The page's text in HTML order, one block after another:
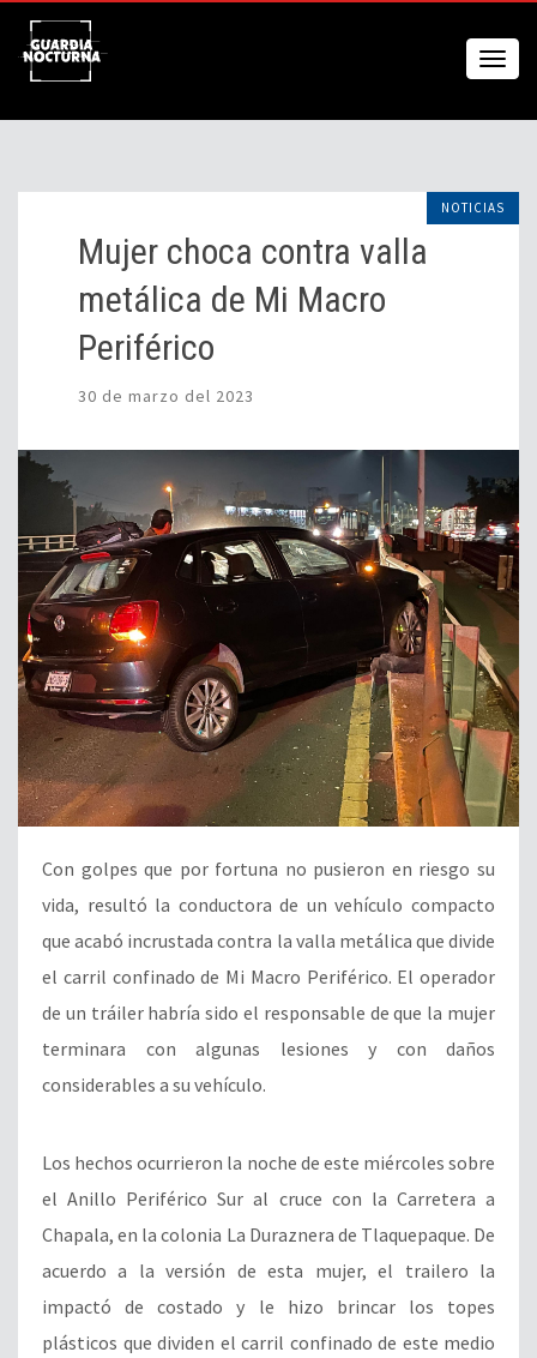
NOTICIAS
Mujer choca contra valla
metálica de Mi Macro
Periférico
30 de marzo del 2023
Con golpes que por fortuna no pusieron en riesgo su
vida, resultó la conductora de un vehículo compacto
que acabó incrustada contra la valla metálica que divide
el carril confinado de Mi Macro Periférico. El operador
de un tráiler habría sido el responsable de que la mujer
terminara con algunas lesiones y con daños
considerables a su vehículo.
Los hechos ocurrieron la noche de este miércoles sobre
el Anillo Periférico Sur al cruce con la Carretera a
Chapala, en la colonia La Duraznera de Tlaquepaque. De
acuerdo a la versión de esta mujer, el trailero la
impactó de costado y le hizo brincar los topes
plásticos que dividen el carril confinado de este medio